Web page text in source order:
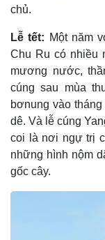
chủ.
Lễ tết: Một năm
Chu Ru có nhiều
mương nước,
cúng sau mùa
bơnung vào
dê. Và lễ cúng
coi là nơi ngự trị
những hình nộm
gốc cây.